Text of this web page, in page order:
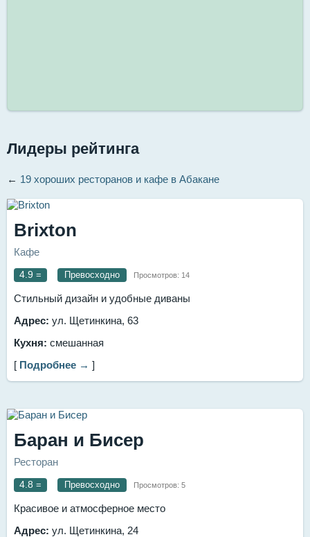
Лидеры рейтинга
← 19 хороших ресторанов и кафе в Абакане
Brixton
Кафе
4.9 = Превосходно Просмотров: 14
Стильный дизайн и удобные диваны
Адрес: ул. Щетинкина, 63
Кухня: смешанная
[ Подробнее → ]
Баран и Бисер
Ресторан
4.8 = Превосходно Просмотров: 5
Красивое и атмосферное место
Адрес: ул. Щетинкина, 24